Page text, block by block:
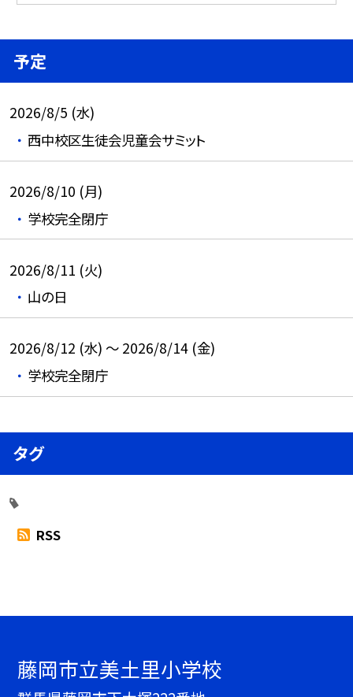
予定
2026/8/5 (水)
西中校区生徒会児童会サミット
2026/8/10 (月)
学校完全閉庁
2026/8/11 (火)
山の日
2026/8/12 (水) ～ 2026/8/14 (金)
学校完全閉庁
タグ
RSS
藤岡市立美土里小学校